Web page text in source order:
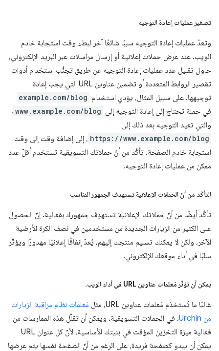
تصغير عمليات إعادة التوجيه
وتعدّ عمليات إعادة التوجيه سببًا شائعًا آخر لبطء وقت استجابة خادم
الويب. عند عرض حملات إعلانية أو إرسال مراسلات عبر البريد الإلكتروني،
حاوِل تقليل عدد عمليات إعادة التوجيه عن طريق تجنُّب استخدام أدوات
تقصير الروابط المتعددة أو تضمين عناوين URL التي يجب إعادة
توجيهها. على سبيل المثال، يؤدي استخدام example.com/blog
في حملة تحتاج إلى إعادة التوجيه إلى www.example.com/blog ،
والتي تعيد التوجيه بعد ذلك إلى
https://www.example.com/blog ، إلى إضافة وقت إلى وقت
استجابة خادم الصفحة. تأكَّد من أنّ حملاتك التسويقية تستخدِم أقلّ عدد
ممكن من عمليات إعادة التوجيه.
التأكّد من أنّ الحملات الإعلانية تستهدف الجمهور المناسب
تأكَّد أيضًا من أنّ حملاتك الإعلانية تستهدِف جمهورك بفعالية. إنّ الحصول
على الكثير من الزيارات الجديدة من مستخدمين في نصف الكرة الأرضية
الآخر، ولكن لا يمكنك تسليم منتجك إليهم، يُعدّ إنفاقًا إعلانيًا مهدورًا ويؤثّر
سلبًا في أداء موقعك الإلكتروني.
يمكن أن تؤثّر مَعلمات عناوين URL في أداء الويب .
غالبًا ما تُستخدَم مَعلمات عناوين URL، مثل
مَعلمات نظام مراقبة الزيارات
من Urchin
، في الحملات التسويقية. ويمكن أن تقلّل هذه الممارسات من
فعالية ميزة التخزين المؤقت في بنيتك الأساسية، لأنّ كل عنوان URL
يمكن أن يبدو كصفحة فريدة، على الرغم من أنّ الصفحة نفسها يتم عرضها